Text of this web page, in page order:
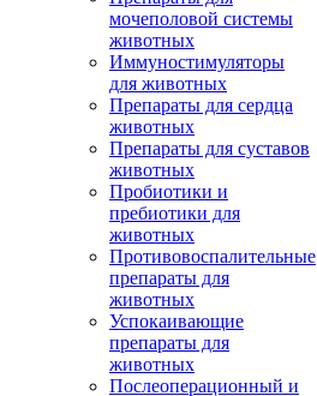
мочеполовой системы
животных
Иммуностимуляторы
для животных
Препараты для сердца
животных
Препараты для суставов
животных
Пробиотики и
пребиотики для
животных
Противовоспалительные
препараты для
животных
Успокаивающие
препараты для
животных
Послеоперационный и